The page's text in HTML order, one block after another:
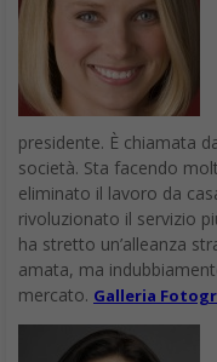
presidente. È chiamata
società. Sta facendo
eliminato il lavoro da
rivoluzionato il servizio
ha stretto un’alleanza
amata, ma
mercato. Galleria